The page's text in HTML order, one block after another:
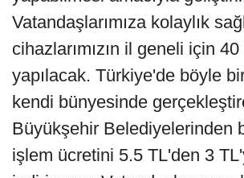
Vatandaşlarımıza kolaylık
cihazlarımızın il geneli için
yapılacak. Türkiye'de böyle
kendi bünyesinde
Büyükşehir Belediyelerinden
işlem ücretini 5.5 TL'den 3